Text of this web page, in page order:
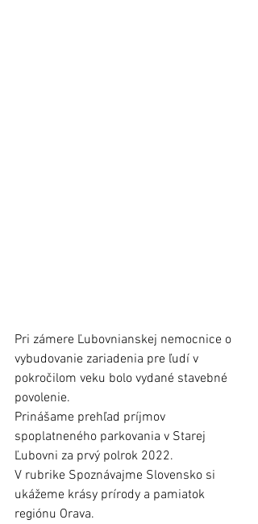
Pri zámere Ľubovnianskej nemocnice o
vybudovanie zariadenia pre ľudí v
pokročilom veku bolo vydané stavebné
povolenie.
Prinášame prehľad príjmov
spoplatneného parkovania v Starej
Ľubovni za prvý polrok 2022.
V rubrike Spoznávajme Slovensko si
ukážeme krásy prírody a pamiatok
regiónu Orava.